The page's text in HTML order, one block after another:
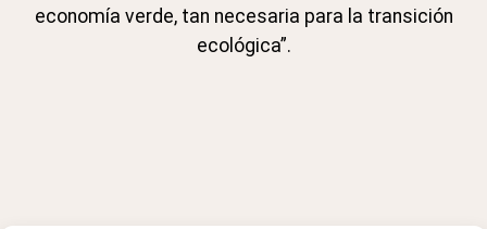
economía verde, tan necesaria para la transición
ecológica”.